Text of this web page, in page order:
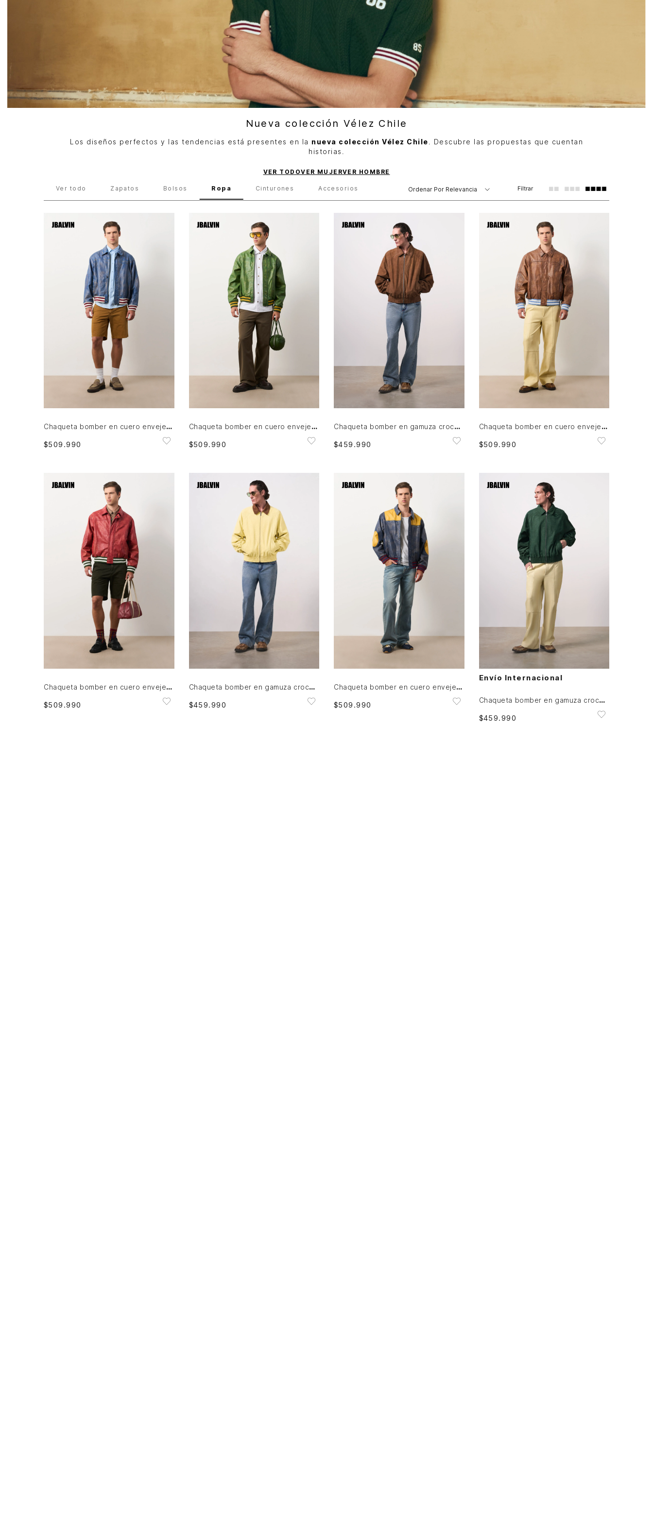
Nueva colección Vélez Chile
Los diseños perfectos y las tendencias está presentes en la nueva colección Vélez Chile . Descubre las propuestas que cuentan
historias.
VER TODOVER MUJERVER HOMBRE
Ver todo
Zapatos Bolsos Ropa Cinturones Accesorios Ordenar Por Relevancia Filtrar
M L XL
Chaqueta bomber en cuero envejecido para hombre
$509 .990
M L XL
Chaqueta bomber en cuero envejecido para hombre
$509.990
M L XL
Chaqueta bomber en gamuza croco para hombre
$459 .990
S M L XL
Chaqueta bomber en cuero envejecido para hombre
$509.990
M XL
Chaqueta bomber en cuero envejecido para hombre
$509 .990
M L
Chaqueta bomber en gamuza croco para hombre
$459.990
M L XL
Chaqueta bomber en cuero envejecido para hombre
$509 .990
S L XL
Envío Internacional
Chaqueta bomber en gamuza croco para hombre
$459.990